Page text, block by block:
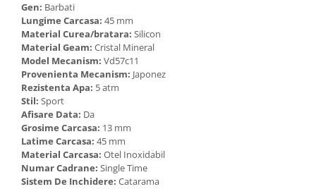
Gen: Barbati
Lungime Carcasa: 45 mm
Material Curea/bratara: Silicon
Material Geam: Cristal Mineral
Model Mecanism: Vd57c11
Provenienta Mecanism: Japonez
Rezistenta Apa: 5 atm
Stil: Sport
Afisare Data: Da
Grosime Carcasa: 13 mm
Latime Carcasa: 45 mm
Material Carcasa: Otel Inoxidabil
Numar Cadrane: Single Time
Sistem De Inchidere: Catarama